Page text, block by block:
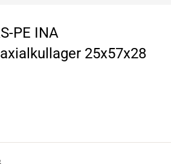
PE INA
25x57x28